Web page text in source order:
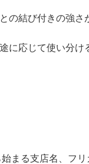
の結び付きの強さ
に応じて使い分け
まる支店名、フ